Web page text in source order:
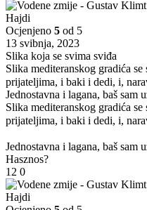
Hajdi
Ocjenjeno 5 od 5
13 svibnja, 2023
Slika koja se svima sviđa
Slika mediteranskog gradića
prijateljima, i baki i dedi, i,
Jednostavna i lagana, baš sam
Slika mediteranskog gradića
prijateljima, i baki i dedi, i,
Jednostavna i lagana, baš sam
Hasznos?
12 0
Hajdi